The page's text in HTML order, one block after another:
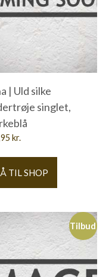
| Uld silke
singlet,
kr.
TIL SHOP
Tilbud